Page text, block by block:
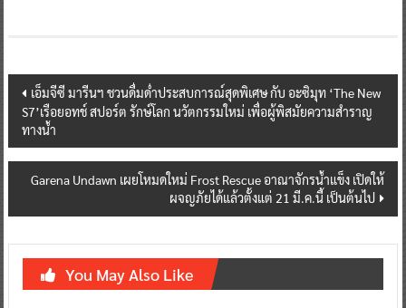
Post
navigation
เอ็มจีซี มารีนฯ ชวนดื่มด่ำประสบการณ์สุดพิเศษ กับ อะซิมุท ‘The New
S7’เรือยอทช์ สปอร์ต รักษ์โลก นวัตกรรมใหม่ เพื่อผู้พิสมัยความสำราญ
ทางน้ำ
Garena Undawn เผยโหมดใหม่ Frost Rescue อาณาจักรน้ำแข็ง เปิดให้
ผจญภัยได้แล้วตั้งแต่ 21 มี.ค.นี้ เป็นต้นไป
You May Also Like